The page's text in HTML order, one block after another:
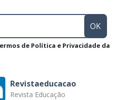
de Política e Privacidade da
Revistaeducacao
Revista Educação